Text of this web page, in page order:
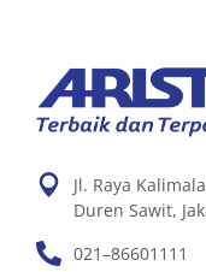
Jl. Raya
Duren Sawit,
021–86601111